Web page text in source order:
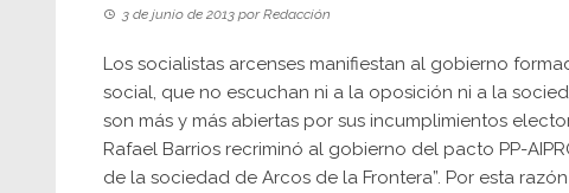
3 de junio de 2013 porRedacción
Los socialistas arcenses manifiestan al gobierno
social, que no escuchan ni a la oposición ni a la
son más y más abiertas por sus incumplimientos
Rafael Barrios recriminó al gobierno del pacto PP-
de la sociedad de Arcos de la Frontera”. Por esta